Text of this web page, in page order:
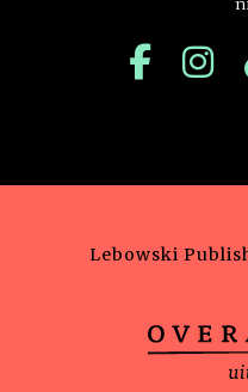
Lebowski